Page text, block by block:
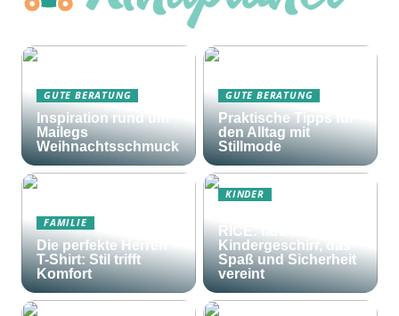
GUTE BERATUNG
Inspiration rund um
Mailegs
Weihnachtsschmuck
GUTE BERATUNG
Praktische Tipps für
den Alltag mit
Stillmode
FAMILIE
Die perfekte Herren
T-Shirt: Stil trifft
Komfort
KINDER
RICE: farbenfrohes
Kindergeschirr, das
Spaß und Sicherheit
vereint